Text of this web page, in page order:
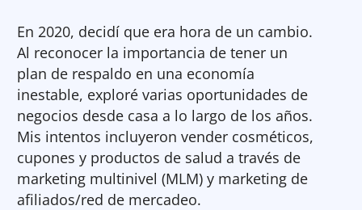
En 2020, decidí que era hora de un cambio.
Al reconocer la importancia de tener un
plan de respaldo en una economía
inestable, exploré varias oportunidades de
negocios desde casa a lo largo de los años.
Mis intentos incluyeron vender cosméticos,
cupones y productos de salud a través de
marketing multinivel (MLM) y marketing de
afiliados/red de mercadeo.